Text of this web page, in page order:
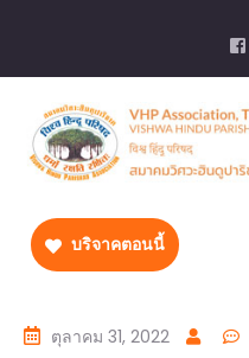
บริจาคตอนนี้
ตุลาคม 31, 2022